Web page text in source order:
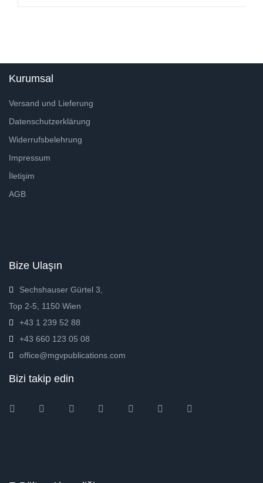
Kurumsal
Versand und Lieferung
Datenschutzerklärung
Widerrufsbelehrung
Impressum
İletişim
AGB
Bize Ulaşın
Sechshauser Gürtel 3,
Top 2-5, 1150 Wien
+43 1 239 52 88
+43 660 123 05 08
office@mgvpublications.com
Bizi takip edin
InstagramFacebookTwitter Amazon Pinterest